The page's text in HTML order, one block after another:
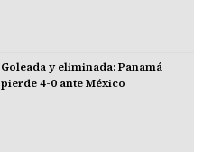
Goleada y eliminada: Panamá
pierde 4-0 ante México